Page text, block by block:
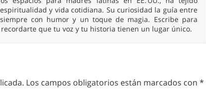
y vida cotidiana. Su curiosidad la guía entre
con humor y un toque de magia. Escribe para
que tu voz y tu historia tienen un lugar único.
Los campos obligatorios están marcados con *